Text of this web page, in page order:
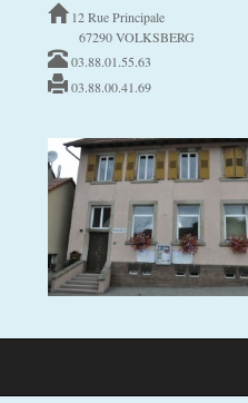
12 Rue Principale
67290 VOLKSBERG
03.88.01.55.63
03.88.00.41.69